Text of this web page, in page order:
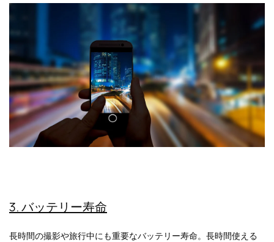
3. バッテリー寿命
長時間の撮影や旅行中にも重要なバッテリー寿命。長時間使える